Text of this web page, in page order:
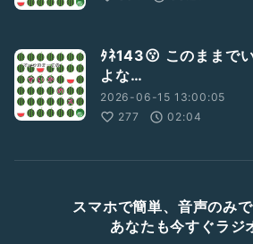
ﾀﾈ143😗 このままで
よな…
2026-06-15 13:00:05
277
02:04
スマホで簡単、音声のみ
あなたも今すぐラジ